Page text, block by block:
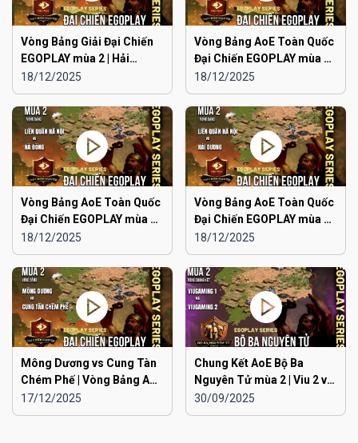
Vòng Bảng Giải Đại Chiến
EGOPLAY mùa 2 | Hải
Phòng vs Ninh Bình
18/12/2025
Vòng Bảng AoE Toàn Quốc
Đại Chiến EGOPLAY mùa 2 |
Japan vs Hải Phòng
18/12/2025
Vòng Bảng AoE Toàn Quốc
Đại Chiến EGOPLAY mùa 2 |
Liên Quân Hà Nội vs Hà
Đông
18/12/2025
Vòng Bảng AoE Toàn Quốc
Đại Chiến EGOPLAY mùa 2 |
Liên Quân Hà Nội vs Hải
Dương
18/12/2025
Mông Dương vs Cung Tàn
Chém Phế | Vòng Bảng AoE
Toàn Quốc Đại Chiến
EGOPLAY mùa 2
17/12/2025
Chung Kết AoE Bộ Ba
Nguyên Tử mùa 2 | Viu 2 vs
Viu 1
30/09/2025